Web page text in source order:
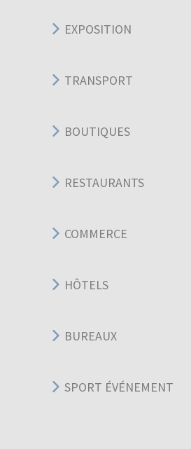
EXPOSITION
TRANSPORT
BOUTIQUES
RESTAURANTS
COMMERCE
HÔTELS
BUREAUX
SPORT ÉVÉNEMENT